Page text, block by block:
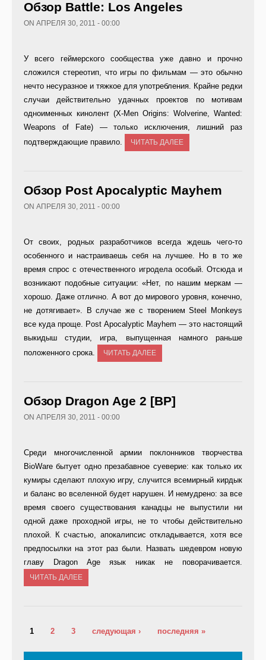
Обзор Battle: Los Angeles
ON АПРЕЛЯ 30, 2011 - 00:00
У всего геймерского сообщества уже давно и прочно
сложился стереотип, что игры по фильмам — это обычно
нечто несуразное и тяжкое для употребления. Крайне редки
случаи действительно удачных проектов по мотивам
одноименных кинолент (X-Men Origins: Wolverine, Wanted:
Weapons of Fate) — только исключения, лишний раз
подтверждающие правило.
ЧИТАТЬ ДАЛЕЕ
Обзор Post Apocalyptic Mayhem
ON АПРЕЛЯ 30, 2011 - 00:00
От своих, родных разработчиков всегда ждешь чего-то
особенного и настраиваешь себя на лучшее. Но в то же
время спрос с отечественного игродела особый. Отсюда и
возникают подобные ситуации: «Нет, по нашим меркам —
хорошо. Даже отлично. А вот до мирового уровня, конечно,
не дотягивает». В случае же с творением Steel Monkeys
все куда проще. Post Apocalyptic Mayhem — это настоящий
выкидыш студии, игра, выпущенная намного раньше
положенного срока.
ЧИТАТЬ ДАЛЕЕ
Обзор Dragon Age 2 [ВР]
ON АПРЕЛЯ 30, 2011 - 00:00
Среди многочисленной армии поклонников творчества
BioWare бытует одно презабавное суеверие: как только их
кумиры сделают плохую игру, случится всемирный кирдык
и баланс во вселенной будет нарушен. И немудрено: за все
время своего существования канадцы не выпустили ни
одной даже проходной игры, не то чтобы действительно
плохой. К счастью, апокалипсис откладывается, хотя все
предпосылки на этот раз были. Назвать шедевром новую
главу Dragon Age язык никак не поворачивается.
ЧИТАТЬ ДАЛЕЕ
Страницы
1 2 3 следующая › последняя »